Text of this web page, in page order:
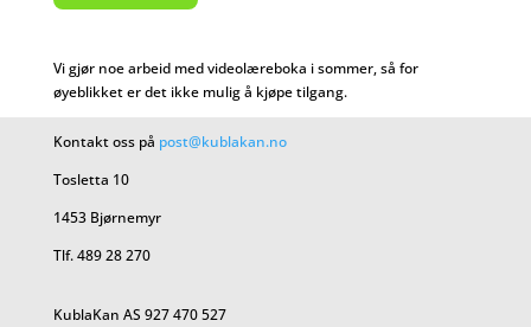
Vi gjør noe arbeid med videolæreboka i sommer, så for
øyeblikket er det ikke mulig å kjøpe tilgang.
Kontakt oss på post@kublakan.no
Tosletta 10
1453 Bjørnemyr
Tlf. 489 28 270
KublaKan AS 927 470 527